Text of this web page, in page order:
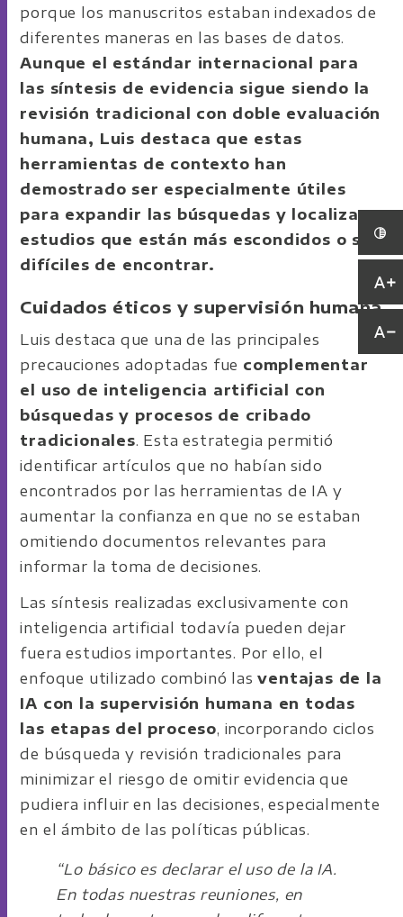
porque los manuscritos estaban indexados de
diferentes maneras en las bases de datos.
Aunque el estándar internacional para
las síntesis de evidencia sigue siendo la
revisión tradicional con doble evaluación
humana, Luis destaca que estas
herramientas de contexto han
demostrado ser especialmente útiles
para expandir las búsquedas y localizar
estudios que están más escondidos o son
difíciles de encontrar.
Cuidados éticos y supervisión humana
Luis destaca que una de las principales
precauciones adoptadas fue complementar
el uso de inteligencia artificial con
búsquedas y procesos de cribado
tradicionales. Esta estrategia permitió
identificar artículos que no habían sido
encontrados por las herramientas de IA y
aumentar la confianza en que no se estaban
omitiendo documentos relevantes para
informar la toma de decisiones.
Las síntesis realizadas exclusivamente con
inteligencia artificial todavía pueden dejar
fuera estudios importantes. Por ello, el
enfoque utilizado combinó lasventajas de la
IA con la supervisión humana en todas
las etapas del proceso, incorporando ciclos
de búsqueda y revisión tradicionales para
minimizar el riesgo de omitir evidencia que
pudiera influir en las decisiones, especialmente
en el ámbito de las políticas públicas.
“Lo básico es declarar el uso de la IA.
En todas nuestras reuniones, en